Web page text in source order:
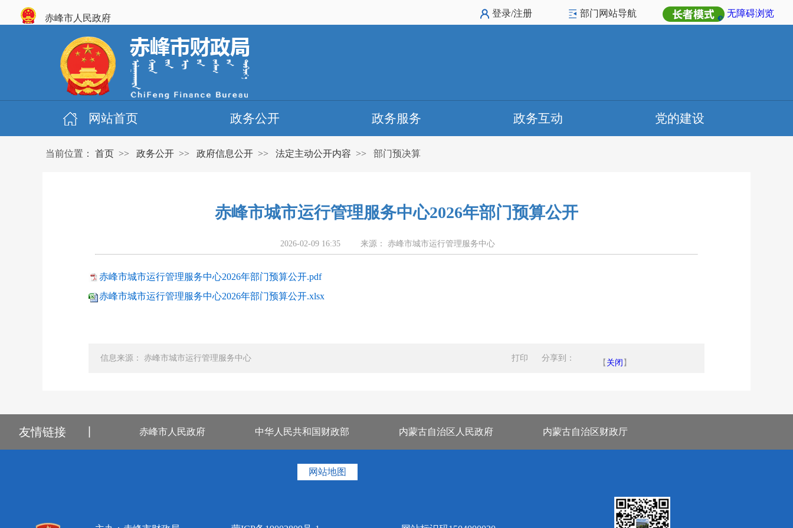
赤峰市人民政府 登录/注册 部门网站导航 无障碍浏览
网站首页 政务公开 政务服务 政务互动 党的建设
当前位置： 首页 >> 政务公开 >> 政府信息公开 >> 法定主动公开内容 >> 部门预决算
赤峰市城市运行管理服务中心2026年部门预算公开
2026-02-09 16:35 来源： 赤峰市城市运行管理服务中心
赤峰市城市运行管理服务中心2026年部门预算公开.pdf
赤峰市城市运行管理服务中心2026年部门预算公开.xlsx
信息来源： 赤峰市城市运行管理服务中心 打印 分享到：
【 关闭 】
友情链接 赤峰市人民政府 中华人民共和国财政部 内蒙古自治区人民政府 内蒙古自治区财政厅
网站地图